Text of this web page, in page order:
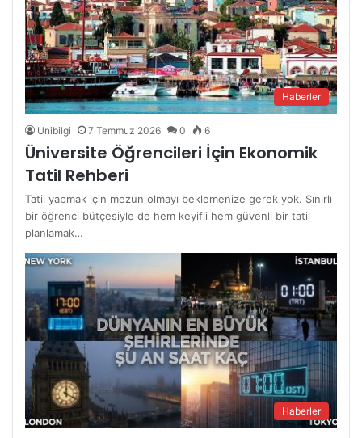
Haberler
Unibilgi 7 Temmuz 2026 0 6
Üniversite Öğrencileri İçin Ekonomik
Tatil Rehberi
Tatil yapmak için mezun olmayı beklemenize gerek yok. Sınırlı
bir öğrenci bütçesiyle de hem keyifli hem güvenli bir tatil
planlamak…
Haberler